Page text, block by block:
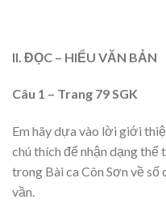
II. ĐỌC – HIỂU VĂN BẢN
Câu 1 – Trang 79 SGK
Em hãy dựa vào lời giới
chú thích để nhận dạng
trong Bài ca Côn Sơn về số
vần.